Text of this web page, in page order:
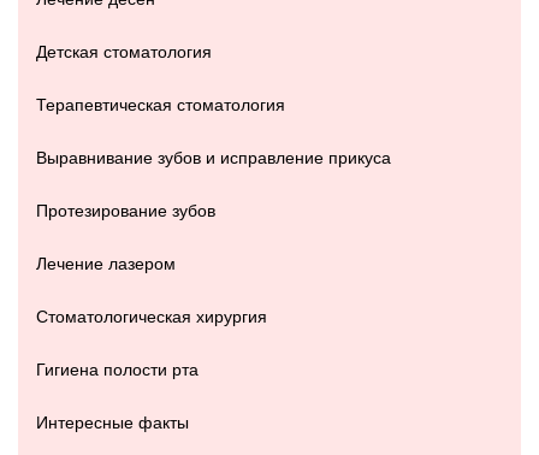
Детская стоматология
Терапевтическая стоматология
Выравнивание зубов и исправление прикуса
Протезирование зубов
Лечение лазером
Стоматологическая хирургия
Гигиена полости рта
Интересные факты